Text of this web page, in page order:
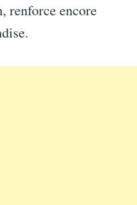
renforce encore